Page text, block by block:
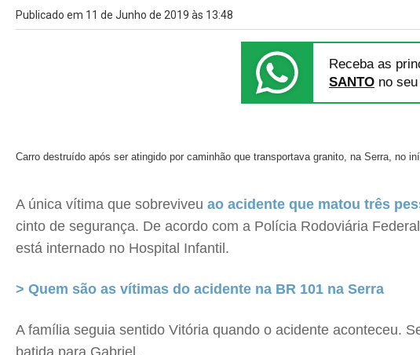
Publicado em 11 de Junho de 2019 às 13:48
Receba as
SANTO no
Carro destruído após ser atingido por caminhão que transportava granito, na Serra, no
A única vítima que sobreviveu ao acidente que matou três
cinto de segurança. De acordo com a Polícia Rodoviária
está internado no Hospital Infantil.
> Quem são as vítimas do acidente na BR 101 na Serra
A família seguia sentido Vitória quando o acidente aconteceu.
batida para Gabriel.